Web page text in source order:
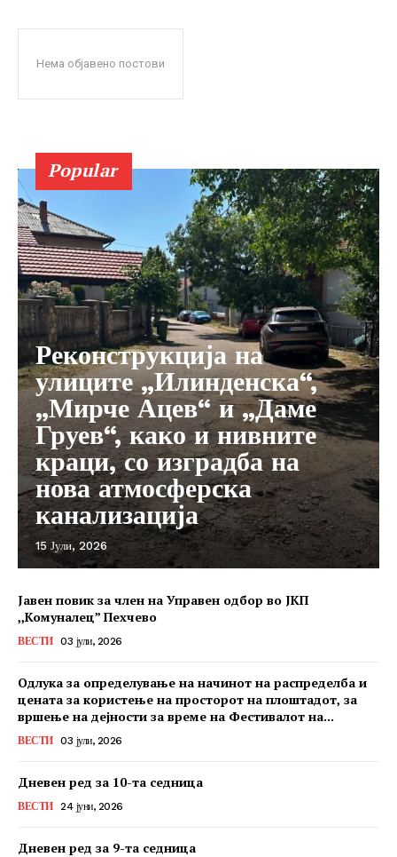
Нема објавено постови
Popular
Реконструкција на
улиците „Илинденска“,
„Мирче Ацев“ и „Даме
Груев“, како и нивните
краци, со изградба на
нова атмосферска
канализација
15 Јули, 2026
Јавен повик за член на Управен одбор во ЈКП
,,Комуналец” Пехчево
ВЕСТИ 03 јули, 2026
Одлука за определување на начинот на распределба и
цената за користење на просторот на плоштадот, за
вршење на дејности за време на Фестивалот на...
ВЕСТИ 03 јули, 2026
Дневен ред за 10-та седница
ВЕСТИ 24 јуни, 2026
Дневен ред за 9-та седница